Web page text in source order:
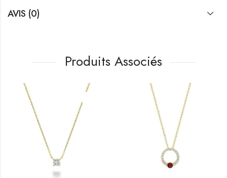
AVIS (0)
Produits Associés